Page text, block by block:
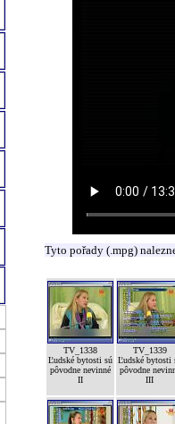
Tyto pořady (.mpg)
TV_1338
Ľudské bytosti sú
pôvodne nevinné
II
TV_1339
Ľudské bytosti
pôvodne
III